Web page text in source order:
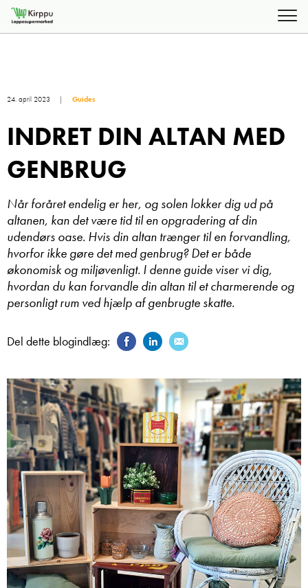
24. april 2023 Guides
INDRET DIN ALTAN MED
GENBRUG
Når foråret endelig er her, og solen lokker dig ud på
altanen, kan det være tid til en opgradering af din
udendørs oase. Hvis din altan trænger til en forvandling,
hvorfor ikke gøre det med genbrug? Det er både
økonomisk og miljøvenligt. I denne guide viser vi dig,
hvordan du kan forvandle din altan til et charmerende og
personligt rum ved hjælp af genbrugte skatte.
Del dette blogindlæg: